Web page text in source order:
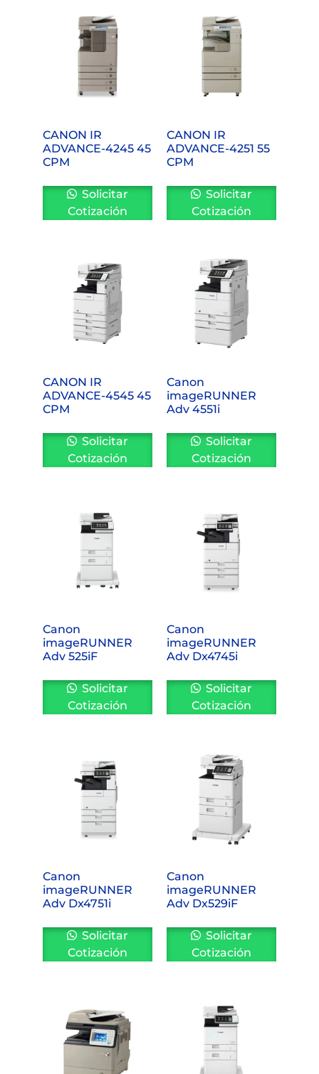
CANON IR
ADVANCE-4245 45
CPM
Solicitar
Cotización
CANON IR
ADVANCE-4251 55
CPM
Solicitar
Cotización
CANON IR
ADVANCE-4545 45
CPM
Solicitar
Cotización
Canon
imageRUNNER
Adv 4551i
Solicitar
Cotización
Canon
imageRUNNER
Adv 525iF
Solicitar
Cotización
Canon
imageRUNNER
Adv Dx4745i
Solicitar
Cotización
Canon
imageRUNNER
Adv Dx4751i
Solicitar
Cotización
Canon
imageRUNNER
Adv Dx529iF
Solicitar
Cotización